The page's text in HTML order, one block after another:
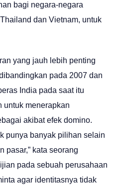
bagi negara-negara
dan Vietnam, untuk
yang jauh lebih penting
pada 2007 dan
India pada saat itu
untuk menerapkan
akibat efek domino.
punya banyak pilihan selain
pasar,” kata seorang
pada sebuah perusahaan
agar identitasnya tidak